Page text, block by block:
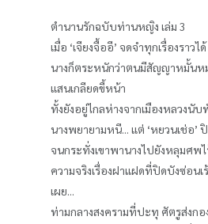
ตำนานรักฉบับท่านหญิง เล่ม 3
เมื่อ ‘เจียงจื้ออี’ จดจำทุกเรื่องราวได้
นางก็ตระหนักว่าตนมีสัญญาหมั้น
แสนเกลียดขี้หน้า
ทั้งยังอยู่ไกลห่างจากเมืองหลวงนั
นางพยายามหนี... แต่ ‘หยวนเช่อ’
จนกระทั่งเขาพานางไปยังหลุมศพไ
ความจริงเรื่องฝาแฝดที่ปิดบังซ่อนเ
เผย...
ท่ามกลางสงครามที่ปะทุ ศัตรูส่งก